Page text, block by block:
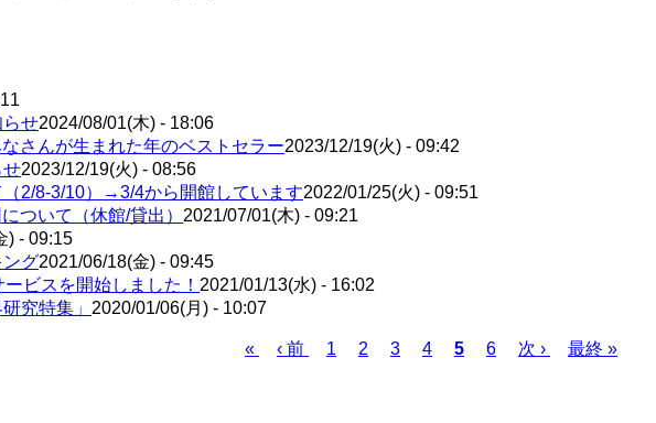
らせ2024/08/01(木) - 18:06
さんが生まれた年のベストセラー2023/12/19(火) - 09:42
せ2023/12/19(火) - 08:56
2/8-3/10）→3/4から開館しています2022/01/25(火) - 09:51
ついて（休館/貸出） 2021/07/01(木) - 09:21
) - 09:15
ング2021/06/18(金) - 09:45
ビスを開始しました！ 2021/01/13(水) - 16:02
究特集」 2020/01/06(月) - 10:07
先
«
前
‹ 前
ペ
1
ペ
2
ペ
3
ペ
4
カ
5
ペ
6
次
次 ›
最
最終 »